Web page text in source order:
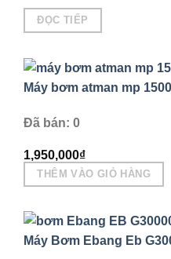
ĐỌC TIẾP
Máy bơm atman mp
Đã bán: 0
1,950,000₫
THÊM VÀO GIỎ HÀNG
Máy Bơm Ebang Eb